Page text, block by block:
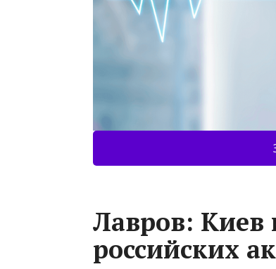
Лавров: Киев
российских